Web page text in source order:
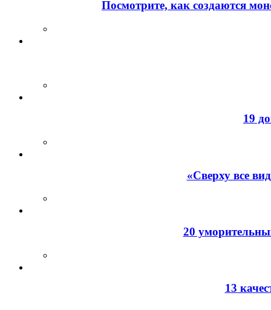
Посмотрите, как создаются
19
«Сверху все
20
13